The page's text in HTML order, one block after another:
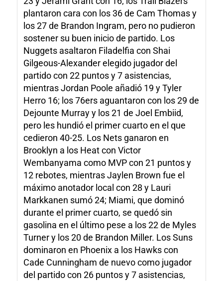
plantaron cara con los 36 de Cam Thomas y
los 27 de Brandon Ingram, pero no pudieron
sostener su buen inicio de partido. Los
Nuggets asaltaron Filadelfia con Shai
Gilgeous-Alexander elegido jugador del
partido con 22 puntos y 7 asistencias,
mientras Jordan Poole añadió 19 y Tyler
Herro 16; los 76ers aguantaron con los 29 de
Dejounte Murray y los 21 de Joel Embiid,
pero les hundió el primer cuarto en el que
cedieron 40-25. Los Nets ganaron en
Brooklyn a los Heat con Victor
Wembanyama como MVP con 21 puntos y
12 rebotes, mientras Jaylen Brown fue el
máximo anotador local con 28 y Lauri
Markkanen sumó 24; Miami, que dominó
durante el primer cuarto, se quedó sin
gasolina en el último pese a los 22 de Myles
Turner y los 20 de Brandon Miller. Los Suns
dominaron en Phoenix a los Hawks con
Cade Cunningham de nuevo como jugador
del partido con 26 puntos y 7 asistencias,